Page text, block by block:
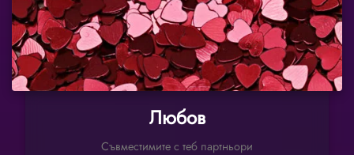
Любов
Съвместимите с теб партньори